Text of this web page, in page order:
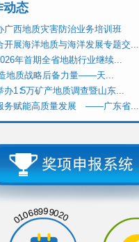
动态
广西地质灾害防治业务培训班
开展海洋地质与海洋发展专题交...
年首期全省地勘行业继续...
造地质战略后备力量——天...
1∶5万矿产地质调查暨山东...
务赋能高质量发展 ——广东省...
01068999020